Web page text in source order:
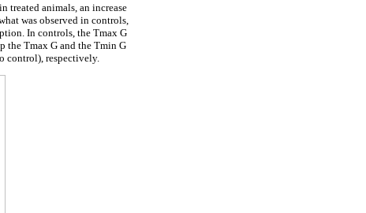
treated animals, an increase
was observed in controls,
In controls, the Tmax G
the Tmax G and the Tmin G
control), respectively.